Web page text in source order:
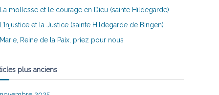
La mollesse et le courage en Dieu (sainte Hildegarde)
L’Injustice et la Justice (sainte Hildegarde de Bingen)
Marie, Reine de la Paix, priez pour nous
plus anciens